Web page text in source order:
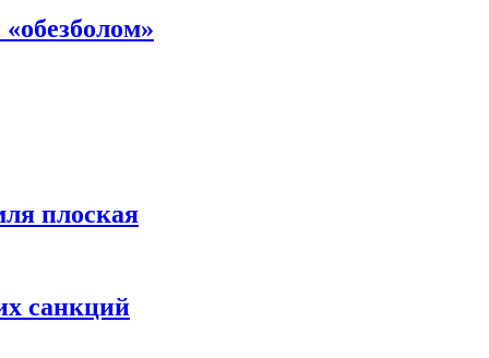
плоская
санкций